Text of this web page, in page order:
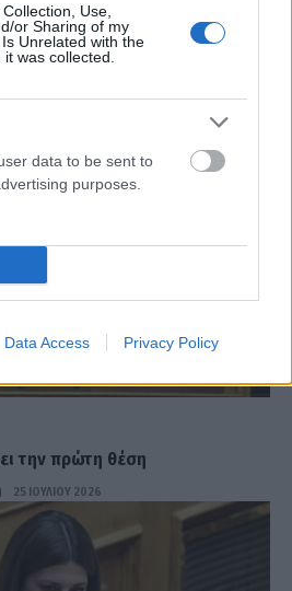
Use,
or Sharing of my
Unrelated with the
was collected.
data to be sent to
purposes.
Data Access Privacy Policy
σημαίνει ότι κρίνομαι
την πρώτη θέση
25 ΙΟΥΛΊΟΥ 2026